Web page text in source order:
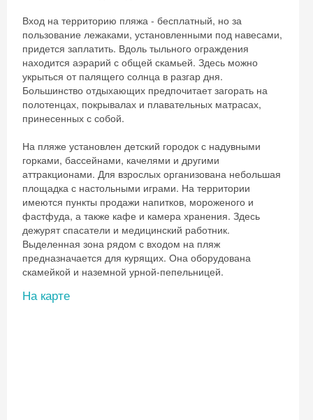
Вход на территорию пляжа - бесплатный, но за
пользование лежаками, установленными под навесами,
придется заплатить. Вдоль тыльного ограждения
находится аэрарий с общей скамьей. Здесь можно
укрыться от палящего солнца в разгар дня.
Большинство отдыхающих предпочитает загорать на
полотенцах, покрывалах и плавательных матрасах,
принесенных с собой.
На пляже установлен детский городок с надувными
горками, бассейнами, качелями и другими
аттракционами. Для взрослых организована небольшая
площадка с настольными играми. На территории
имеются пункты продажи напитков, мороженого и
фастфуда, а также кафе и камера хранения. Здесь
дежурят спасатели и медицинский работник.
Выделенная зона рядом с входом на пляж
предназначается для курящих. Она оборудована
скамейкой и наземной урной-пепельницей.
На карте